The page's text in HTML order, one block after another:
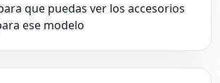
que puedas ver los accesorios
ese modelo